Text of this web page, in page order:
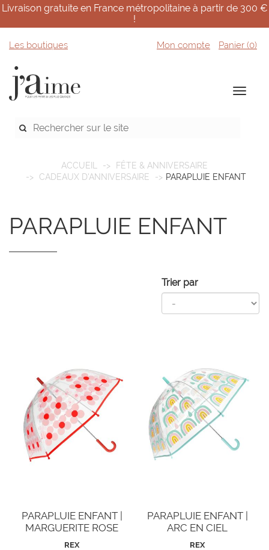
Livraison gratuite en France métropolitaine à partir de 300 €
!
Les boutiques Mon compte Panier (0)
ACCUEIL
FÊTE & ANNIVERSAIRE
CADEAUX D'ANNIVERSAIRE
PARAPLUIE ENFANT
PARAPLUIE ENFANT
Trier par
PARAPLUIE ENFANT |
MARGUERITE ROSE
REX
PARAPLUIE ENFANT |
ARC EN CIEL
REX